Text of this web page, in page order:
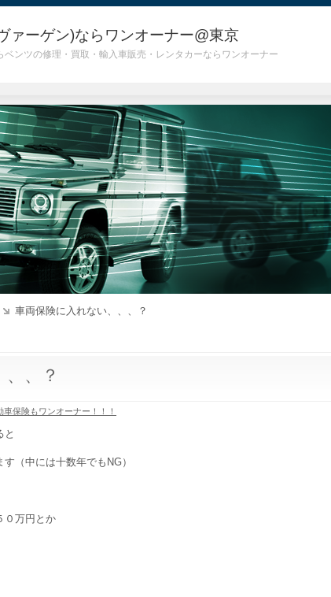
ァーゲン)ならワンオーナー@東京
ンツの修理・買取・輸入車販売・レンタカーならワンオーナー
車両保険に入れない、、、？
、？
車保険もワンオーナー！！！
と
（中には十数年でもNG）
０万円とか